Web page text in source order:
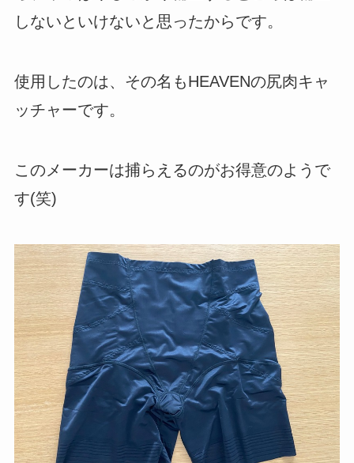
しないといけないと思ったからです。
使用したのは、その名もHEAVENの尻肉キャ
ッチャーです。
このメーカーは捕らえるのがお得意のようで
す(笑)